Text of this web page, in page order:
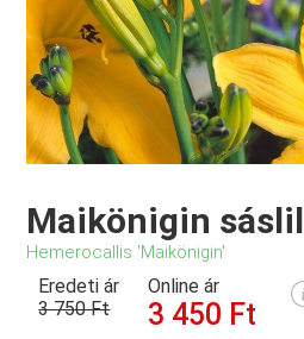
Maikönigin
Hemerocallis 'Maikönigin'
Eredeti ár
3 750 Ft
Online ár
3 450 Ft